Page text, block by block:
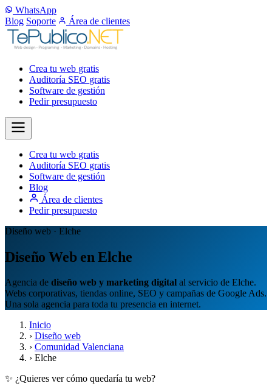
WhatsApp
Blog Soporte Área de clientes
Crea tu web gratis
Auditoría SEO gratis
Software de gestión
Pedir presupuesto
Crea tu web gratis
Auditoría SEO gratis
Software de gestión
Blog
Área de clientes
Pedir presupuesto
Diseño web · Elche
Diseño Web en Elche
Agencia de diseño web y marketing digital al servicio de Elche.
Webs corporativas, tiendas online, SEO y campañas de Google Ads.
Una sola agencia para toda tu presencia en internet.
Inicio
› Diseño web
› Comunidad Valenciana
› Elche
✨ ¿Quieres ver cómo quedaría tu web?